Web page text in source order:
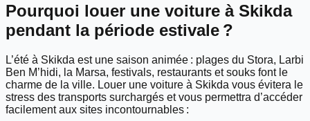
Pourquoi louer une voiture à Skikda
pendant la période estivale ?
L’été à Skikda est une saison animée : plages du Stora, Larbi
Ben M’hidi, la Marsa, festivals, restaurants et souks font le
charme de la ville. Louer une voiture à Skikda vous évitera le
stress des transports surchargés et vous permettra d’accéder
facilement aux sites incontournables :